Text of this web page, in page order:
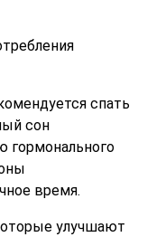
спать
сон
гормонального
время.
улучшают